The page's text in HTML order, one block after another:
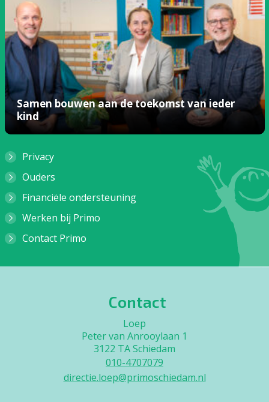
Samen bouwen aan de toekomst van ieder
kind
Privacy
Ouders
Financiële ondersteuning
Werken bij Primo
Contact Primo
Contact
Loep
Peter van Anrooylaan 1
3122 TA Schiedam
010-4707079
directie.loep@primoschiedam.nl